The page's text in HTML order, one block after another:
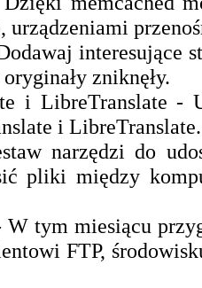
urządzeniami
interesujące
zniknęły.
i LibreTranslate -
i LibreTranslate.
narzędzi do
pliki między
W tym miesiącu
FTP,